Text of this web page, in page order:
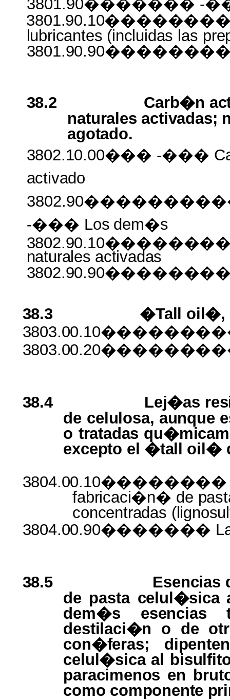
3801.90������� -
lubricantes (incluidas las
38.2
Carb�n
naturales activadas;
agotado.
3802.10.00��� -���
activado
-��� Los dem�s
naturales activadas
38.3
�Tall oil�,
38.4
Lej�as
de celulosa, aunque
o tratadas
excepto el �tall oil�
fabricaci�n� de
concentradas
3804.00.90�������
38.5 Esencias
de pasta celul�sica
dem�s esencias
destilaci�n o de
con�feras;
celul�sica al
paracimenos en
como componente